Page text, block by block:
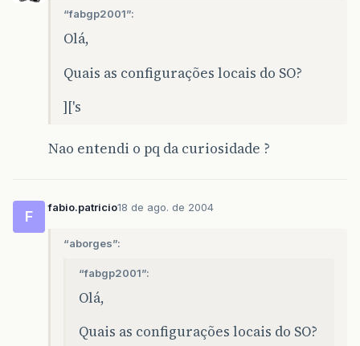
“fabgp2001”:
Olá,
Quais as configurações locais do SO?
]['s
Nao entendi o pq da curiosidade ?
F
fabio.patricio18 de ago. de 2004
“aborges”:
“fabgp2001”:
Olá,
Quais as configurações locais do SO?